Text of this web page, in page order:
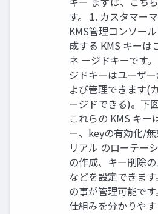
す。 1. カスタマー
KMS管理コンソー
成する KMS キーは
ネ ージドキーです
ジドキーはユーザ
よび管理できます(
ージドできる)。下
これらの KMS キー
ー、keyの有効化/
リアル のローテー
の作成、キー削除
などを設定できま
の事が管理可能で
仕組みを分かりや